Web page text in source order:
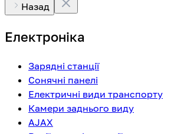
Назад
Електроніка
Зарядні станції
Сонячні панелі
Електричні види транспорту
Камери заднього виду
AJAX